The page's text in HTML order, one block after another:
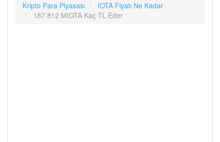
Kripto Para Piyasası
IOTA Fiyatı Ne Kadar
187.812 MIOTA Kaç TL Eder